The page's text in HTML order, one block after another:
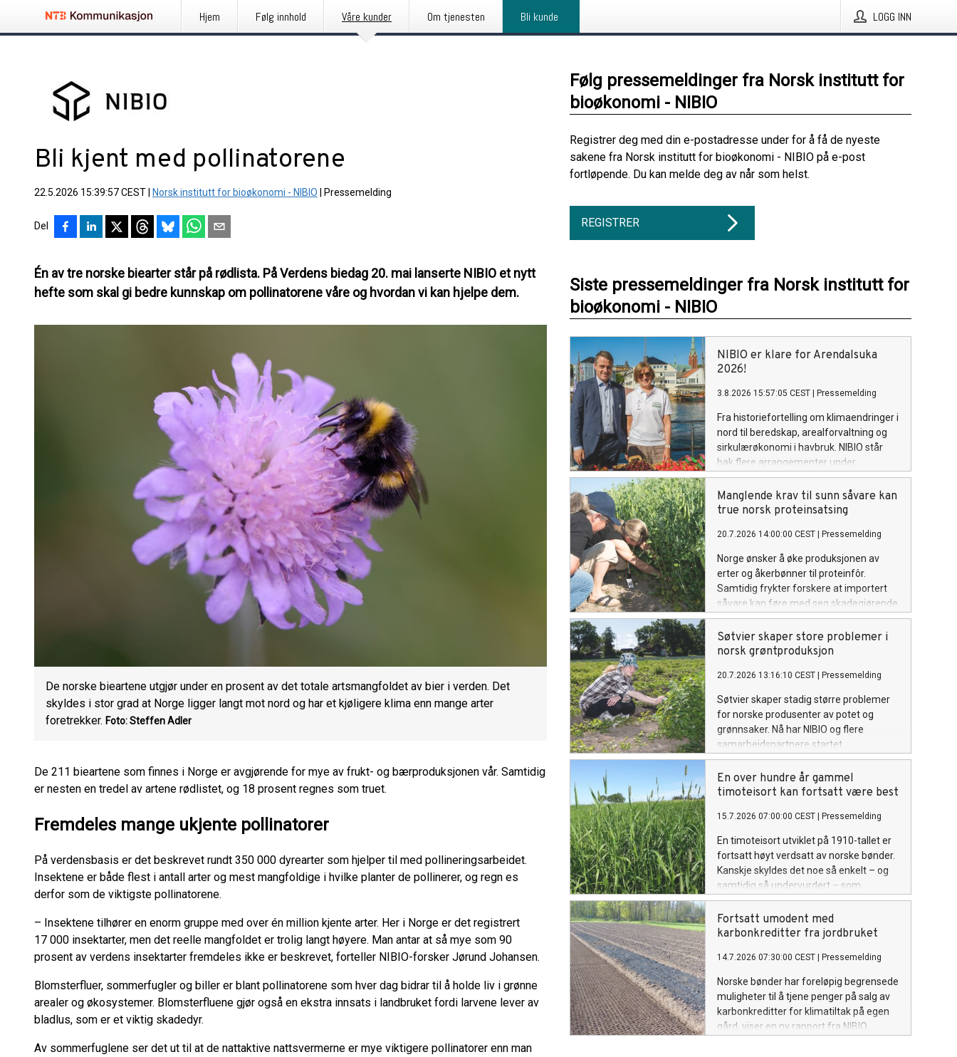
Hjem Følg innhold Våre kunder Om tjenesten Bli kunde LOGG INN
Bli kjent med pollinatorene
22.5.2026 15:39:57 CEST Norsk institutt for bioøkonomi - NIBIO Pressemelding
Del
Én av tre norske biearter står på rødlista. På Verdens biedag 20. mai lanserte NIBIO et nytt
hefte som skal gi bedre kunnskap om pollinatorene våre og hvordan vi kan hjelpe dem.
De norske bieartene utgjør under en prosent av det totale artsmangfoldet av bier i verden. Det
skyldes i stor grad at Norge ligger langt mot nord og har et kjøligere klima enn mange arter
foretrekker. Foto: Steffen Adler
De 211 bieartene som finnes i Norge er avgjørende for mye av frukt- og bærproduksjonen vår. Samtidig
er nesten en tredel av artene rødlistet, og 18 prosent regnes som truet.
Fremdeles mange ukjente pollinatorer
På verdensbasis er det beskrevet rundt 350 000 dyrearter som hjelper til med pollineringsarbeidet.
Insektene er både flest i antall arter og mest mangfoldige i hvilke planter de pollinerer, og regn es
derfor som de viktigste pollinatorene.
– Insektene tilhører en enorm gruppe med over én million kjente arter. Her i Norge er det registrert
17 000 insektarter, men det reelle mangfoldet er trolig langt høyere. Man antar at så mye som 90
prosent av verdens insektarter fremdeles ikke er beskrevet, forteller NIBIO-forsker Jørund Johansen.
Blomsterfluer, sommerfugler og biller er blant pollinatorene som hver dag bidrar til å holde liv i grønne
arealer og økosystemer. Blomsterfluene gjør også en ekstra innsats i landbruket fordi larvene lever av
bladlus, som er et viktig skadedyr.
Av sommerfuglene ser det ut til at de nattaktive nattsvermerne er mye viktigere pollinatorer enn man
Følg pressemeldinger fra Norsk institutt for
bioøkonomi - NIBIO
Registrer deg med din e-postadresse under for å få de nyeste
sakene fra Norsk institutt for bioøkonomi - NIBIO på e-post
fortløpende. Du kan melde deg av når som helst.
REGISTRER
Siste pressemeldinger fra Norsk institutt for
bioøkonomi - NIBIO
NIBIO er klare for Arendalsuka
2026!
3.8.2026 15:57:05 CEST Pressemelding
Fra historiefortelling om klimaendringer i
nord til beredskap, arealforvaltning og
sirkulærøkonomi i havbruk. NIBIO står
bak flere arrangementer under
Arendalsuka 2026.
Manglende krav til sunn såvare kan
true norsk proteinsatsing
20.7.2026 14:00:00 CEST Pressemelding
Norge ønsker å øke produksjonen av
erter og åkerbønner til proteinfôr.
Samtidig frykter forskere at importert
såvare kan føre med seg skadegjørende
sopp og insekter som reduserer
avlingene. Nå undersøker NIBIO
omfanget av problemet og mulige tiltak.
Søtvier skaper store problemer i
norsk grøntproduksjon
20.7.2026 13:16:10 CEST Pressemelding
Søtvier skaper stadig større problemer
for norske produsenter av potet og
grønnsaker. Nå har NIBIO og flere
samarbeidspartnere startet
forskningsprosjektet SOLWeeds, som
skal utvikle nye metoder for å bekjempe
ugraset og redusere kostnadene for
En over hundre år gammel
timoteisort kan fortsatt være best
15.7.2026 07:00:00 CEST Pressemelding
En timoteisort utviklet på 1910-tallet er
fortsatt høyt verdsatt av norske bønder.
Kanskje skyldes det noe så enkelt – og
samtidig så undervurdert – som
plantenes erfaring.
Fortsatt umodent med
karbonkreditter fra jordbruket
14.7.2026 07:30:00 CEST Pressemelding
Norske bønder har foreløpig begrensede
muligheter til å tjene penger på salg av
karbonkreditter for klimatiltak på egen
gård, viser en ny rapport fra NIBIO.